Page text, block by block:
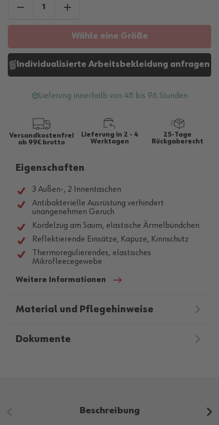
Wähle eine Größe
Individualisierte Arbeitsbekleidung anfragen
Lieferung innerhalb von 48 bis 96 Stunden
Versandkostenfrei
ab 99€ brutto
Lieferung in 2 - 4
Werktagen
25-Tage
Rückgaberecht
Eigenschaften
3 Außen-, 2 Innentaschen
Antibakterielle Ausrüstung verhindert
unangenehmen Geruch
Kordelzug am Saum, elastische Ärmelbündchen
Reflektierende Einsätze, Kapuze, Kinnschutz
Thermoregulierendes, elastisches
Mikrofleecegewebe
Weitere Informationen
Material und Pflegehinweise
Dokumente
Beschreibung